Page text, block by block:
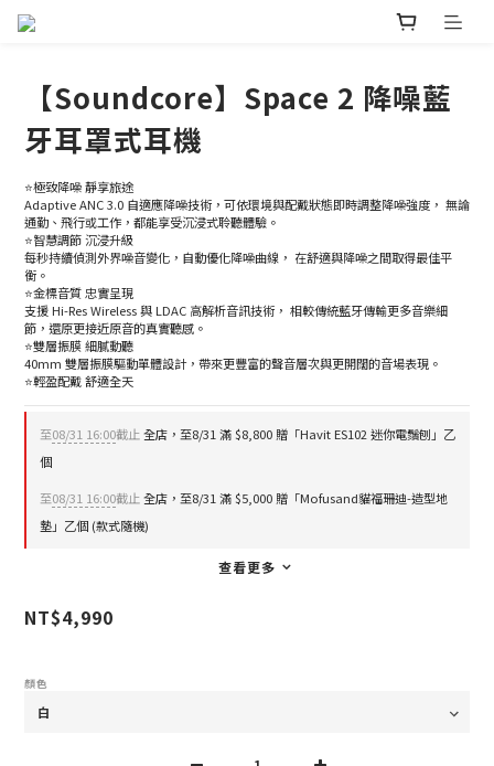
【Soundcore】Space 2 降噪藍
牙耳罩式耳機
⭐極致降噪 靜享旅途
Adaptive ANC 3.0 自適應降噪技術，可依環境與配戴狀態即時調整降噪強度， 無論
通勤、飛行或工作，都能享受沉浸式聆聽體驗。
⭐智慧調節 沉浸升級
每秒持續偵測外界噪音變化，自動優化降噪曲線， 在舒適與降噪之間取得最佳平
衡。
⭐金標音質 忠實呈現
支援 Hi-Res Wireless 與 LDAC 高解析音訊技術， 相較傳統藍牙傳輸更多音樂細
節，還原更接近原音的真實聽感。
⭐雙層振膜 細膩動聽
40mm 雙層振膜驅動單體設計，帶來更豐富的聲音層次與更開闊的音場表現。
⭐輕盈配戴 舒適全天
至08/31 16:00截止全店，至8/31 滿 $8,800 贈「Havit ES102 迷你電鬚刨」乙
個
至08/31 16:00截止全店，至8/31 滿 $5,000 贈「Mofusand貓福珊迪-造型地
墊」乙個 (款式隨機)
查看更多
NT$4,990
顏色